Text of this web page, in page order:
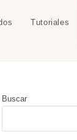
Tutoriales
Buscar